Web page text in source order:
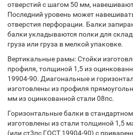
отверстий с шагом 50 мм,
Последний уровень может
отверстия перфорации. Балки
балки укладываются полки для
груза или груза в мелкой упаковке.
Вертикальные рамы: Стойки
профиля, толщиной 1,5 из
19904-90. Диагональные и
изготовлены из профиля
мм из оцинкованной стали 08пс.
Горизонтальные балки в
изготовлены из стали толщиной 1,5
(или ст3пс ГОСТ 19904-90) с